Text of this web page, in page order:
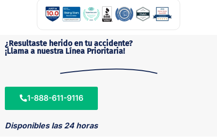
¿Resultaste herido en tu accidente?
¡Llama a nuestra Línea Prioritaria!
1-888-611-9116
Disponibles las 24 horas